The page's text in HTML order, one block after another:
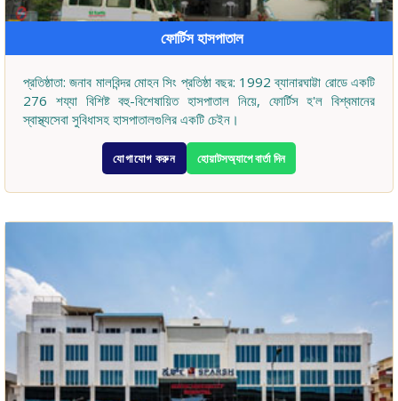
ফোর্টিস হাসপাতাল
প্রতিষ্ঠাতা: জনাব মালবিন্দর মোহন সিং প্রতিষ্ঠা বছর: 1992 ব্যানারঘাট্টা রোডে একটি
276 শয্যা বিশিষ্ট বহু-বিশেষায়িত হাসপাতাল নিয়ে, ফোর্টিস হ'ল বিশ্বমানের
স্বাস্থ্যসেবা সুবিধাসহ হাসপাতালগুলির একটি চেইন।
যোগাযোগ করুন হোয়াটসঅ্যাপে বার্তা দিন